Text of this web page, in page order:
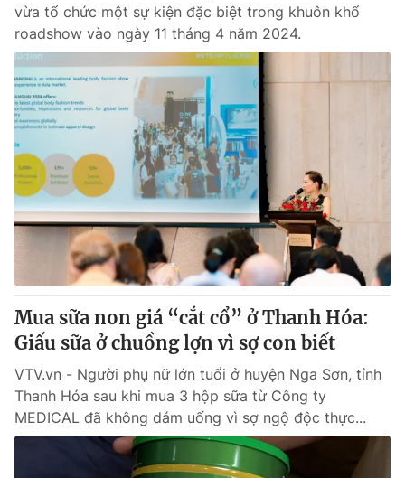
vừa tổ chức một sự kiện đặc biệt trong khuôn khổ
roadshow vào ngày 11 tháng 4 năm 2024.
Mua sữa non giá “cắt cổ” ở Thanh Hóa:
Giấu sữa ở chuồng lợn vì sợ con biết
VTV.vn - Người phụ nữ lớn tuổi ở huyện Nga Sơn, tỉnh
Thanh Hóa sau khi mua 3 hộp sữa từ Công ty
MEDICAL đã không dám uống vì sợ ngộ độc thực...